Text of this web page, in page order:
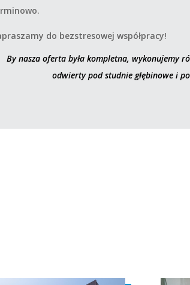
do bezstresowej współpracy!
By nasza oferta była kompletna, wykonujemy
odwierty pod studnie głębinowe i